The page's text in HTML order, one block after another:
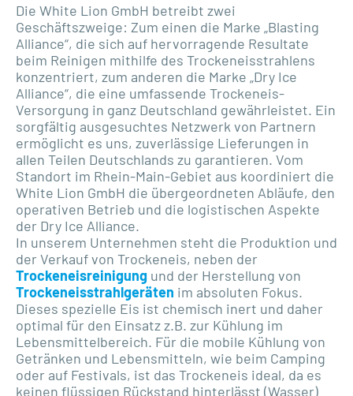
Die White Lion GmbH betreibt zwei
Geschäftszweige: Zum einen die Marke „Blasting
Alliance“, die sich auf hervorragende Resultate
beim Reinigen mithilfe des Trockeneisstrahlens
konzentriert, zum anderen die Marke „Dry Ice
Alliance“, die eine umfassende Trockeneis-
Versorgung in ganz Deutschland gewährleistet. Ein
sorgfältig ausgesuchtes Netzwerk von Partnern
ermöglicht es uns, zuverlässige Lieferungen in
allen Teilen Deutschlands zu garantieren. Vom
Standort im Rhein-Main-Gebiet aus koordiniert die
White Lion GmbH die übergeordneten Abläufe, den
operativen Betrieb und die logistischen Aspekte
der Dry Ice Alliance.
In unserem Unternehmen steht die Produktion und
der Verkauf von Trockeneis, neben der
Trockeneisreinigung und der Herstellung von
Trockeneisstrahlgeräten im absoluten Fokus.
Dieses spezielle Eis ist chemisch inert und daher
optimal für den Einsatz z.B. zur Kühlung im
Lebensmittelbereich. Für die mobile Kühlung von
Getränken und Lebensmitteln, wie beim Camping
oder auf Festivals, ist das Trockeneis ideal, da es
keinen flüssigen Rückstand hinterlässt (Wasser)